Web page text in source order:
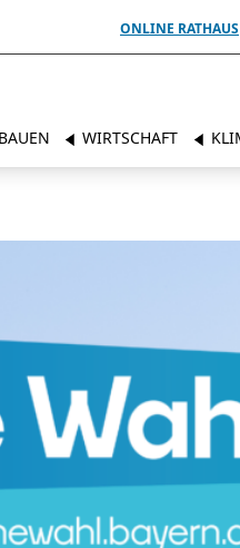
ONLINE RATHAUS
WIRTSCHAFT